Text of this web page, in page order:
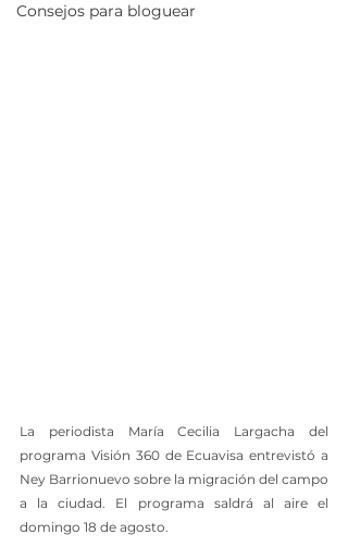
Consejos para bloguear
La periodista María Cecilia Largacha del
programa Visión 360 de Ecuavisa entrevistó a
Ney Barrionuevo sobre la migración del campo
a la ciudad. El programa saldrá al aire el
domingo 18 de agosto.